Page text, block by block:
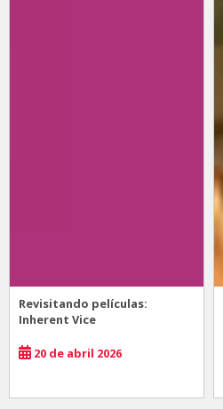
Revisitando películas:
Inherent Vice
20 de abril 2026